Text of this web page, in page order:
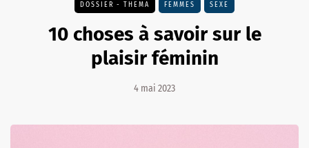
DOSSIER - THEMA FEMMES SEXE
10 choses à savoir sur le
plaisir féminin
4 mai 2023